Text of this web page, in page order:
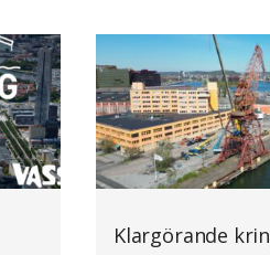
Klargörande